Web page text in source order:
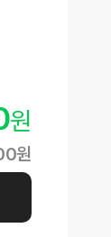
원
원